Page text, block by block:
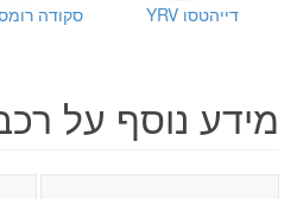
דייהטסו YRV סקודה
מידע נוסף על